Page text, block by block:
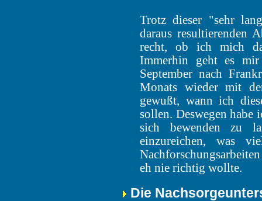
Trotz dieser "sehr
daraus resultierenden
recht, ob ich mich
Immerhin geht es
September nach
Monats wieder mit
gewußt, wann ich
sollen. Deswegen habe
sich bewenden zu
einzureichen, was
eh nie richtig wollte.
Die